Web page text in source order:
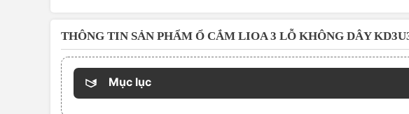
THÔNG TIN SẢN PHẨM Ổ CẮM LIOA 3 LỖ KHÔNG DÂY
Mục lục